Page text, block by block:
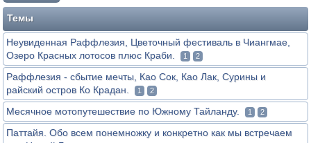
Темы
Неувиденная Раффлезия, Цветочный фестиваль в Чиангмае,
Озеро Красных лотосов плюс Краби.
1 2
Раффлезия - сбытие мечты, Као Сок, Као Лак, Сурины и
райский остров Ко Крадан.
1 2
Месячное мотопутешествие по Южному Тайланду. 1 2
Паттайя. Обо всем понемножку и конкретно как мы встречаем